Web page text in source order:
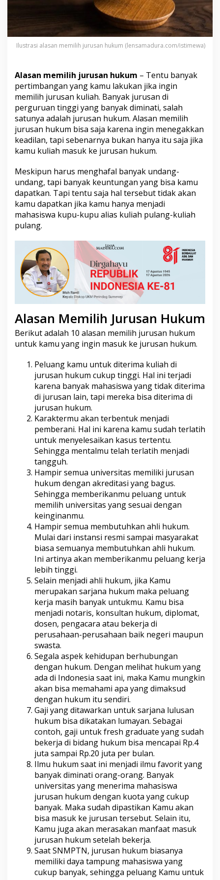
i
r
u
n
H
k
u
m
Ilustrasi alasan memilih jurusan hukum (lensamadura.com/istimewa)
Alasan memilih jurusan hukum – Tentu banyak
pertimbangan yang kamu lakukan jika ingin
memilih jurusan kuliah. Banyak jurusan di
perguruan tinggi yang banyak diminati, salah
satunya adalah jurusan hukum. Alasan memilih
jurusan hukum bisa saja karena ingin menegakkan
keadilan, tapi sebenarnya bukan hanya itu saja jika
kamu kuliah masuk ke jurusan hukum.
Meskipun harus menghafal banyak undang-
undang, tapi banyak keuntungan yang bisa kamu
dapatkan. Tapi tentu saja hal tersebut tidak akan
kamu dapatkan jika kamu hanya menjadi
mahasiswa kupu-kupu alias kuliah pulang-kuliah
pulang.
Alasan Memilih Jurusan Hukum
Berikut adalah 10 alasan memilih jurusan hukum
untuk kamu yang ingin masuk ke jurusan hukum.
Peluang kamu untuk diterima kuliah di
jurusan hukum cukup tinggi. Hal ini terjadi
karena banyak mahasiswa yang tidak diterima
di jurusan lain, tapi mereka bisa diterima di
jurusan hukum.
Karaktermu akan terbentuk menjadi
pemberani. Hal ini karena kamu sudah terlatih
untuk menyelesaikan kasus tertentu.
Sehingga mentalmu telah terlatih menjadi
tangguh.
Hampir semua universitas memiliki jurusan
hukum dengan akreditasi yang bagus.
Sehingga memberikanmu peluang untuk
memilih universitas yang sesuai dengan
keinginanmu.
Hampir semua membutuhkan ahli hukum.
Mulai dari instansi resmi sampai masyarakat
biasa semuanya membutuhkan ahli hukum.
Ini artinya akan memberikanmu peluang kerja
lebih tinggi.
Selain menjadi ahli hukum, jika Kamu
merupakan sarjana hukum maka peluang
kerja masih banyak untukmu. Kamu bisa
menjadi notaris, konsultan hukum, diplomat,
dosen, pengacara atau bekerja di
perusahaan-perusahaan baik negeri maupun
swasta.
Segala aspek kehidupan berhubungan
dengan hukum. Dengan melihat hukum yang
ada di Indonesia saat ini, maka Kamu mungkin
akan bisa memahami apa yang dimaksud
dengan hukum itu sendiri.
Gaji yang ditawarkan untuk sarjana lulusan
hukum bisa dikatakan lumayan. Sebagai
contoh, gaji untuk fresh graduate yang sudah
bekerja di bidang hukum bisa mencapai Rp.4
juta sampai Rp.20 juta per bulan.
Ilmu hukum saat ini menjadi ilmu favorit yang
banyak diminati orang-orang. Banyak
universitas yang menerima mahasiswa
jurusan hukum dengan kuota yang cukup
banyak. Maka sudah dipastikan Kamu akan
bisa masuk ke jurusan tersebut. Selain itu,
Kamu juga akan merasakan manfaat masuk
jurusan hukum setelah bekerja.
Saat SNMPTN, jurusan hukum biasanya
memiliki daya tampung mahasiswa yang
cukup banyak, sehingga peluang Kamu untuk